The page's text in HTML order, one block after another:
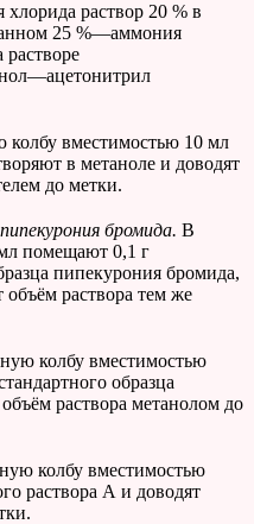
раствор 20 % в
25 %—аммония
растворе
колбу вместимостью 10 мл
в метаноле и доводят
до метки.
бромида. В
помещают 0,1 г
пипекурония бромида,
объём раствора тем же
колбу вместимостью
образца
раствора метанолом до
колбу вместимостью
раствора А и доводят